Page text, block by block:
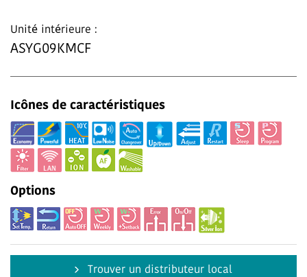
Unité intérieure :
ASYG09KMCF
Icônes de caractéristiques
Options
Trouver un distributeur local